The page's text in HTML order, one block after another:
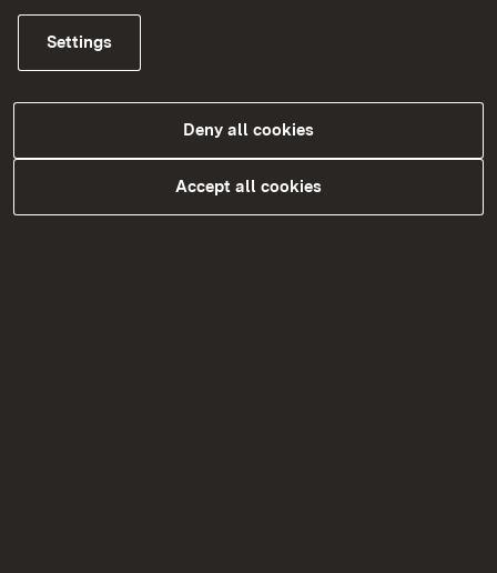
Die Zuständigkeit ergibt sich aus dem
Investitionsort.
ELR-Kontakte im
Settings
Deny all cookies
Accept all cookies